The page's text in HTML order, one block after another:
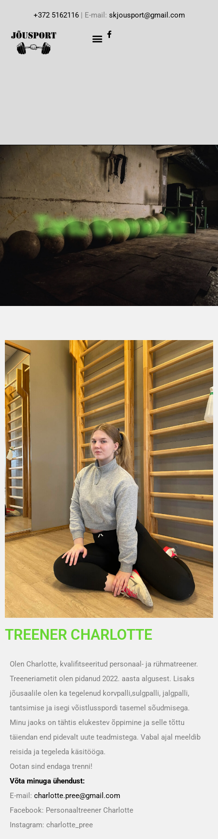
+372 5162116| E-mail: skjousport@gmail.com
Tartu treenerid
TREENER CHARLOTTE
Olen Charlotte, kvalifitseeritud personaal- ja rühmatreener.
Treeneriametit olen pidanud 2022. aasta algusest. Lisaks
jõusaalile olen ka tegelenud korvpalli,sulgpalli, jalgpalli,
tantsimise ja isegi võistlusspordi tasemel sõudmisega.
Minu jaoks on tähtis elukestev õppimine ja selle tõttu
täiendan end pidevalt uute teadmistega. Vabal ajal meeldib
reisida ja tegeleda käsitööga.
Ootan sind endaga trenni!
Võta minuga ühendust:
E-mail: charlotte.pree@gmail.com
Facebook: Personaaltreener Charlotte
Instagram: charlotte_pree